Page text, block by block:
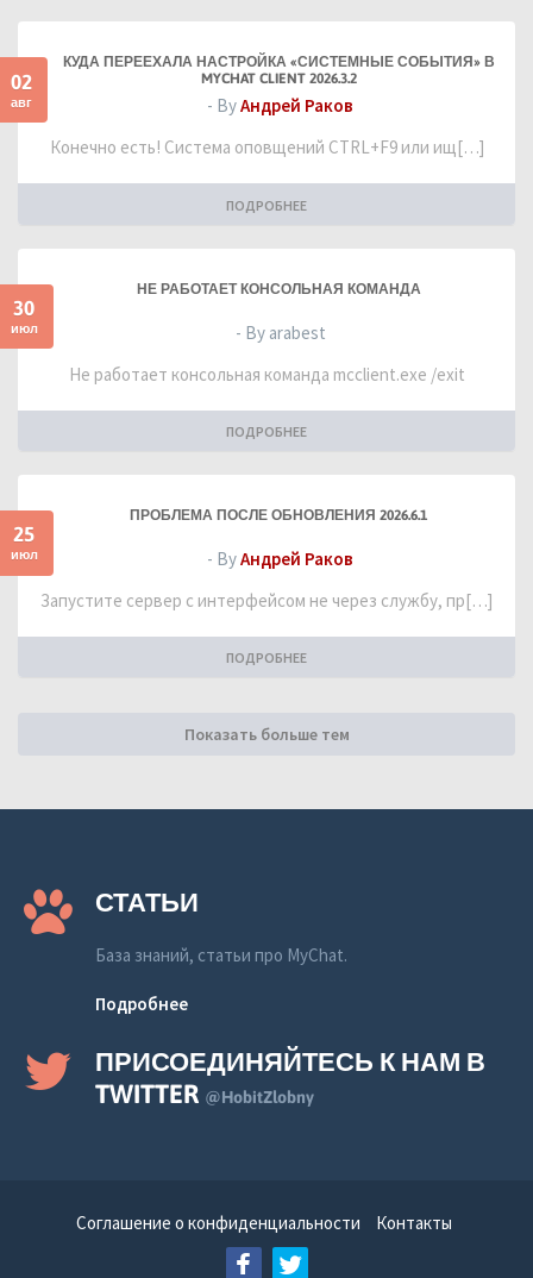
02
авг
КУДА ПЕРЕЕХАЛА НАСТРОЙКА «СИСТЕМНЫЕ СОБЫТИЯ» В
MYCHAT CLIENT 2026.3.2
- ByАндрей Раков
Конечно есть! Система оповщений CTRL+F9 или ищ[…]
ПОДРОБНЕЕ
30
июл
НЕ РАБОТАЕТ КОНСОЛЬНАЯ КОМАНДА
- By arabest
Не работает консольная команда mcclient.exe /exit
ПОДРОБНЕЕ
25
июл
ПРОБЛЕМА ПОСЛЕ ОБНОВЛЕНИЯ 2026.6.1
- ByАндрей Раков
Запустите сервер с интерфейсом не через службу, пр[…]
ПОДРОБНЕЕ
Показать больше тем
СТАТЬИ
База знаний, статьи про MyChat.
Подробнее
ПРИСОЕДИНЯЙТЕСЬ К НАМ В
TWITTER @HobitZlobny
Соглашение о конфиденциальности Контакты